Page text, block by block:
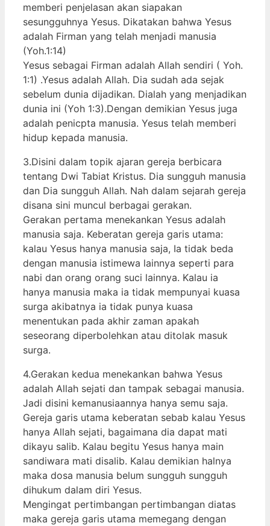
memberi penjelasan akan siapakan
sesungguhnya Yesus. Dikatakan bahwa Yesus
adalah Firman yang telah menjadi manusia
(Yoh.1:14)
Yesus sebagai Firman adalah Allah sendiri ( Yoh.
1:1) .Yesus adalah Allah. Dia sudah ada sejak
sebelum dunia dijadikan. Dialah yang menjadikan
dunia ini (Yoh 1:3).Dengan demikian Yesus juga
adalah penicpta manusia. Yesus telah memberi
hidup kepada manusia.
3.Disini dalam topik ajaran gereja berbicara
tentang Dwi Tabiat Kristus. Dia sungguh manusia
dan Dia sungguh Allah. Nah dalam sejarah gereja
disana sini muncul berbagai gerakan.
Gerakan pertama menekankan Yesus adalah
manusia saja. Keberatan gereja garis utama:
kalau Yesus hanya manusia saja, Ia tidak beda
dengan manusia istimewa lainnya seperti para
nabi dan orang orang suci lainnya. Kalau ia
hanya manusia maka ia tidak mempunyai kuasa
surga akibatnya ia tidak punya kuasa
menentukan pada akhir zaman apakah
seseorang diperbolehkan atau ditolak masuk
surga.
4.Gerakan kedua menekankan bahwa Yesus
adalah Allah sejati dan tampak sebagai manusia.
Jadi disini kemanusiaannya hanya semu saja.
Gereja garis utama keberatan sebab kalau Yesus
hanya Allah sejati, bagaimana dia dapat mati
dikayu salib. Kalau begitu Yesus hanya main
sandiwara mati disalib. Kalau demikian halnya
maka dosa manusia belum sungguh sungguh
dihukum dalam diri Yesus.
Mengingat pertimbangan pertimbangan diatas
maka gereja garis utama memegang dengan